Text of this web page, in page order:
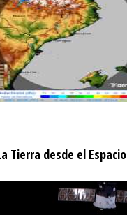
Tierra desde el Espacio